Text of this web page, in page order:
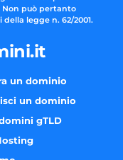
Non può pertanto
legge n. 62/2001.
un dominio
un dominio
gTLD